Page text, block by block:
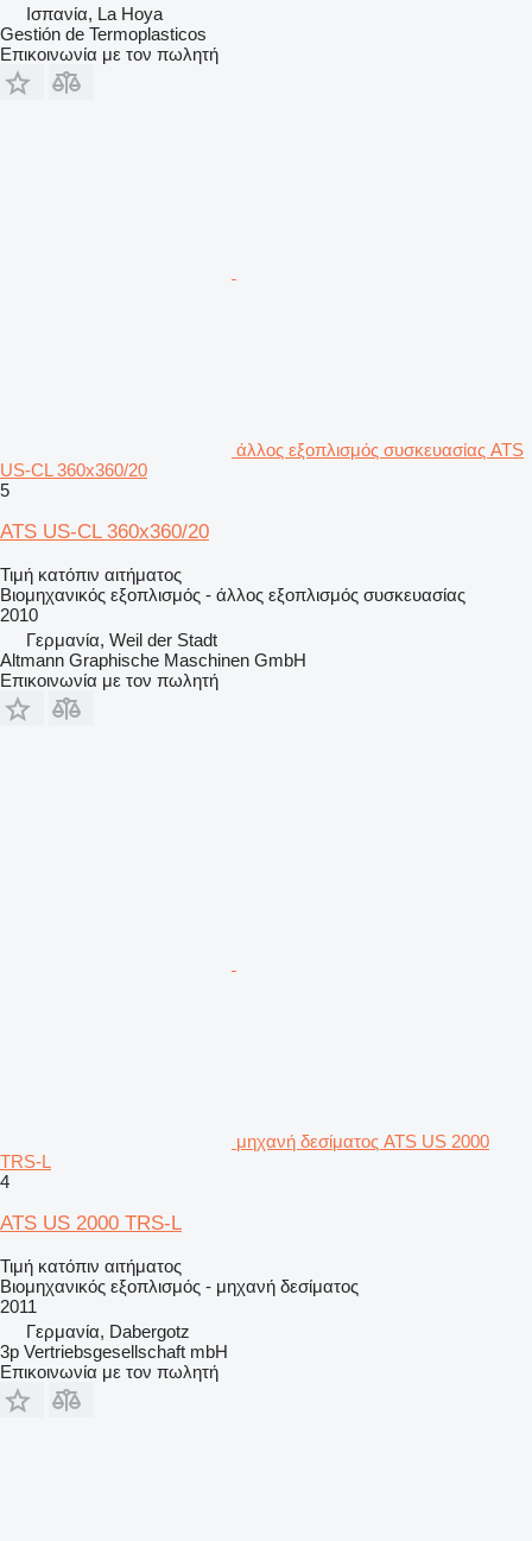
Ισπανία, La Hoya
Gestión de Termoplasticos
Επικοινωνία με τον πωλητή
άλλος εξοπλισμός συσκευασίας ATS
US-CL 360x360/20
5
ATS US-CL 360x360/20
Τιμή κατόπιν αιτήματος
Βιομηχανικός εξοπλισμός - άλλος εξοπλισμός συσκευασίας
2010
Γερμανία, Weil der Stadt
Altmann Graphische Maschinen GmbH
Επικοινωνία με τον πωλητή
μηχανή δεσίματος ATS US 2000
TRS-L
4
ATS US 2000 TRS-L
Τιμή κατόπιν αιτήματος
Βιομηχανικός εξοπλισμός - μηχανή δεσίματος
2011
Γερμανία, Dabergotz
3p Vertriebsgesellschaft mbH
Επικοινωνία με τον πωλητή